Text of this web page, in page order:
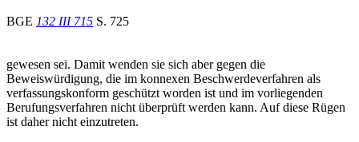
BGE 132 III 715 S. 725
gewesen sei. Damit wenden sie sich aber gegen die
Beweiswürdigung, die im konnexen Beschwerdeverfahren als
verfassungskonform geschützt worden ist und im vorliegenden
Berufungsverfahren nicht überprüft werden kann. Auf diese Rügen
ist daher nicht einzutreten.